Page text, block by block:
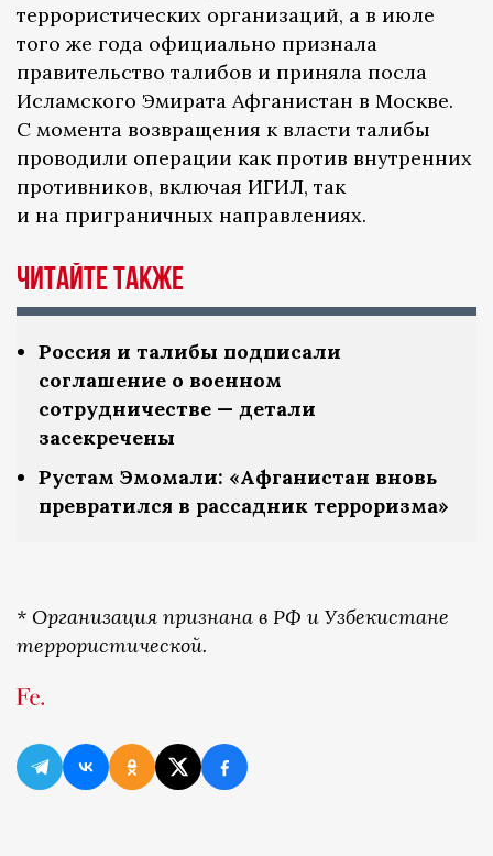
террористических организаций, а в июле
того же года официально признала
правительство талибов и приняла посла
Исламского Эмирата Афганистан в Москве.
С момента возвращения к власти талибы
проводили операции как против внутренних
противников, включая ИГИЛ, так
и на приграничных направлениях.
Читайте также
Россия и талибы подписали
соглашение о военном
сотрудничестве — детали
засекречены
Рустам Эмомали: «Афганистан вновь
превратился в рассадник терроризма»
* Организация признана в РФ и Узбекистане
террористической.